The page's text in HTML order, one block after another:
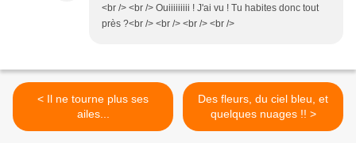
<br /> <br /> Ouiiiiiiiii ! J'ai vu ! Tu habites donc tout
près ?<br /> <br /> <br /> <br />
< Il ne tourne plus ses
ailes...
Des fleurs, du ciel bleu, et
quelques nuages !! >